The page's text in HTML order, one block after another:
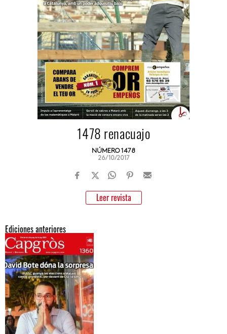
1478 renacuajo
NÚMERO 1478
26/10/2017
Leer revista
Ediciones anteriores